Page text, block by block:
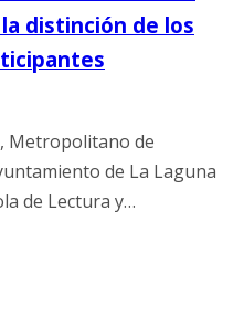
distinción de los
Metropolitano de
de La Laguna
de Lectura y…